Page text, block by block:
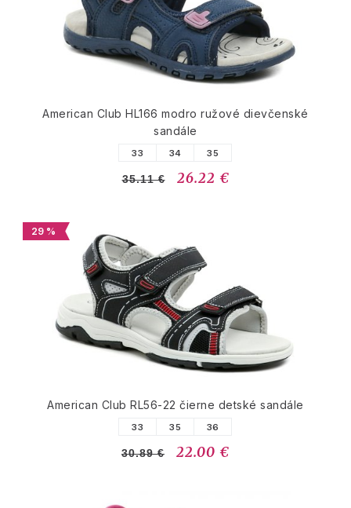
American Club HL166 modro ružové dievčenské
sandále
33 34 35
35.11 € 26.22 €
29 %
American Club RL56-22 čierne detské sandále
33 35 36
30.89 € 22.00 €